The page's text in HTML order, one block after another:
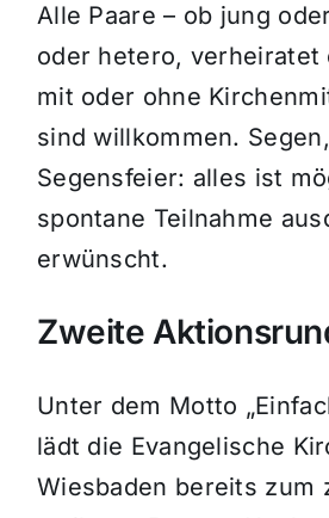
Alle Paare – ob jung
oder hetero, verheiratet
mit oder ohne
sind willkommen.
Segensfeier: alles ist
spontane Teilnahme
erwünscht.
Zweite
Unter dem Motto
lädt die Evangelische
Wiesbaden bereits zum